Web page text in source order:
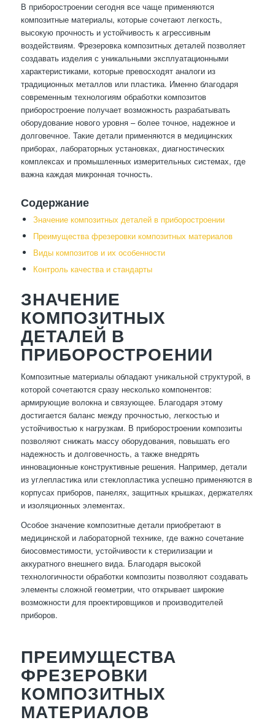
В приборостроении сегодня все чаще применяются
композитные материалы, которые сочетают легкость,
высокую прочность и устойчивость к агрессивным
воздействиям. Фрезеровка композитных деталей позволяет
создавать изделия с уникальными эксплуатационными
характеристиками, которые превосходят аналоги из
традиционных металлов или пластика. Именно благодаря
современным технологиям обработки композитов
приборостроение получает возможность разрабатывать
оборудование нового уровня – более точное, надежное и
долговечное. Такие детали применяются в медицинских
приборах, лабораторных установках, диагностических
комплексах и промышленных измерительных системах, где
важна каждая микронная точность.
Содержание
Значение композитных деталей в приборостроении
Преимущества фрезеровки композитных материалов
Виды композитов и их особенности
Контроль качества и стандарты
ЗНАЧЕНИЕ
КОМПОЗИТНЫХ
ДЕТАЛЕЙ В
ПРИБОРОСТРОЕНИИ
Композитные материалы обладают уникальной структурой, в
которой сочетаются сразу несколько компонентов:
армирующие волокна и связующее. Благодаря этому
достигается баланс между прочностью, легкостью и
устойчивостью к нагрузкам. В приборостроении композиты
позволяют снижать массу оборудования, повышать его
надежность и долговечность, а также внедрять
инновационные конструктивные решения. Например, детали
из углепластика или стеклопластика успешно применяются в
корпусах приборов, панелях, защитных крышках, держателях
и изоляционных элементах.
Особое значение композитные детали приобретают в
медицинской и лабораторной технике, где важно сочетание
биосовместимости, устойчивости к стерилизации и
аккуратного внешнего вида. Благодаря высокой
технологичности обработки композиты позволяют создавать
элементы сложной геометрии, что открывает широкие
возможности для проектировщиков и производителей
приборов.
ПРЕИМУЩЕСТВА
ФРЕЗЕРОВКИ
КОМПОЗИТНЫХ
МАТЕРИАЛОВ